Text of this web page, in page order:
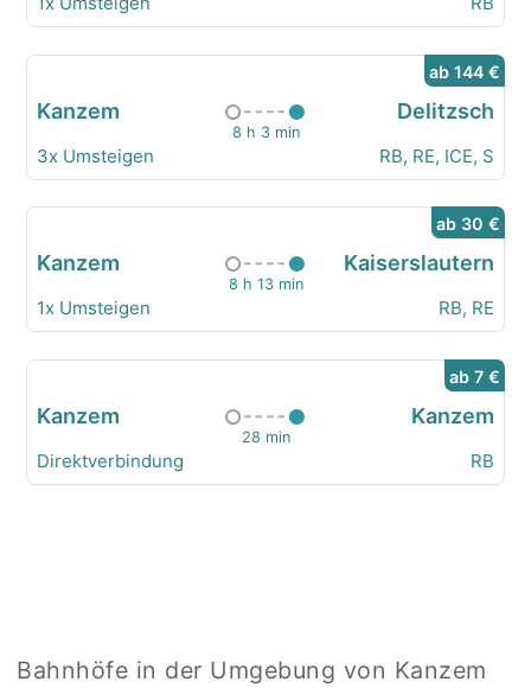
ab 144 €
Kanzem
8 h 3 min
Delitzsch
3x Umsteigen RB, RE, ICE, S
ab 30 €
Kanzem
8 h 13 min
Kaiserslautern
1x Umsteigen RB, RE
ab 7 €
Kanzem
28 min
Kanzem
Direktverbindung RB
Bahnhöfe in der Umgebung von Kanzem